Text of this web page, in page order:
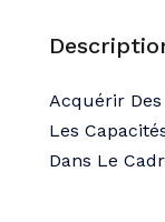
Acquérir
Les
Dans Le